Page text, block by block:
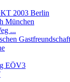
2003 Berlin
München
...
Gastfreundschaft
EÖV3